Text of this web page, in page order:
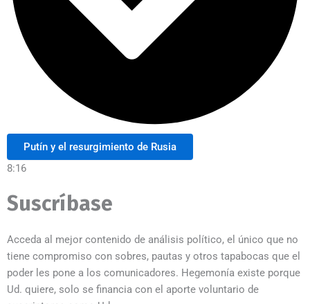
Putín y el resurgimiento de Rusia
8:16
Suscríbase
Acceda al mejor contenido de análisis político, el único que no
tiene compromiso con sobres, pautas y otros tapabocas que el
poder les pone a los comunicadores. Hegemonía existe porque
Ud. quiere, solo se financia con el aporte voluntario de